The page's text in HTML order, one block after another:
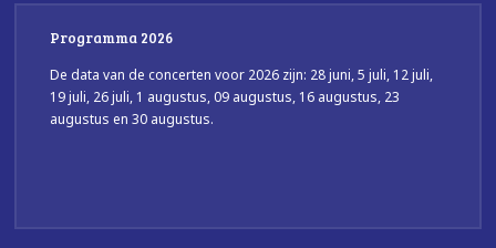
Programma 2026
De data van de concerten voor 2026 zijn: 28 juni, 5 juli, 12 juli,
19 juli, 26 juli, 1 augustus, 09 augustus, 16 augustus, 23
augustus en 30 augustus.